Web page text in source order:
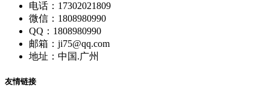
电话：17302021809
微信：1808980990
QQ：1808980990
邮箱：ji75@qq.com
地址：中国.广州
友情链接